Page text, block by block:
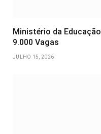
Ministério da
9.000 Vagas
JULHO 15, 2026